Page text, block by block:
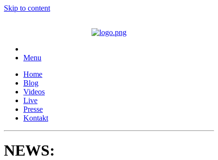
Skip to content
Menu
Home
Blog
Videos
Live
Presse
Kontakt
NEWS: